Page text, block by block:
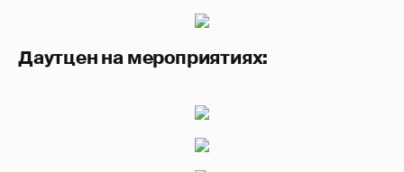
Даутцен на мероприятиях: